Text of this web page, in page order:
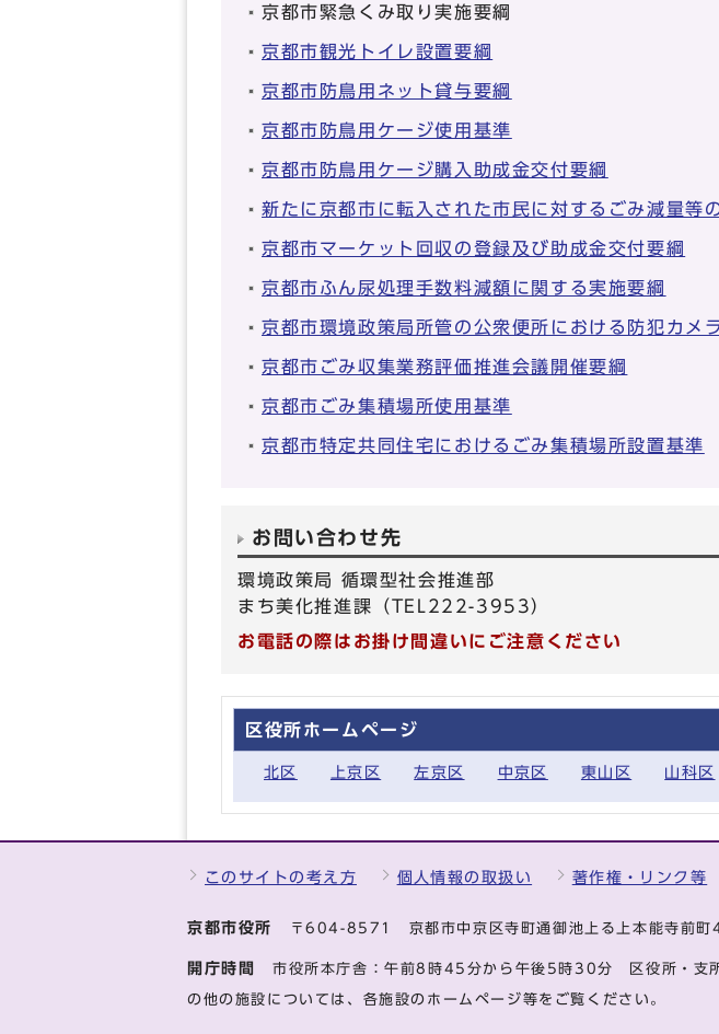
京都市緊急くみ取り実施要綱
京都市観光トイレ設置要綱
京都市防鳥用ネット貸与要綱
京都市防鳥用ケージ使用基準
京都市防鳥用ケージ購入助成金交付要綱
新たに京都市に転入された市民に対するごみ減量等
京都市マーケット回収の登録及び助成金交付要綱
京都市ふん尿処理手数料減額に関する実施要綱
京都市環境政策局所管の公衆便所における防犯カメ
京都市ごみ収集業務評価推進会議開催要綱
京都市ごみ集積場所使用基準
京都市特定共同住宅におけるごみ集積場所設置基準
お問い合わせ先
環境政策局 循環型社会推進部
まち美化推進課（TEL222-3953）
お電話の際はお掛け間違いにご注意ください
区役所ホームページ
北区 上京区 左京区 中京区 東山区 山科区
このサイトの考え方 個人情報の取扱い 著作権・リンク等
京都市役所 〒604-8571 京都市中京区寺町通御池上る上本能寺前
開庁時間 市役所本庁舎：午前8時45分から午後5時30分 区役所・
の他の施設については、各施設のホームページ等をご覧ください。